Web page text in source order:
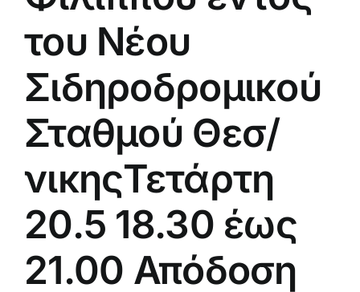
του Νέου
Σιδηροδρομικού
Σταθμού Θεσ/
νικηςΤετάρτη
20.5 18.30 έως
21.00 Απόδοση